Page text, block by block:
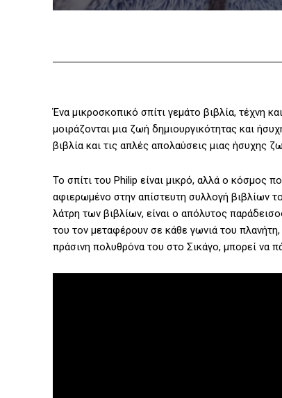
Ένα μικροσκοπικό σπίτι γεμάτο βιβλία, τέχνη
μοιράζονται μια ζωή δημιουργικότητας και
βιβλία και τις απλές απολαύσεις μιας ήσυχης
Το σπίτι του Philip είναι μικρό, αλλά ο κόσμος
αφιερωμένο στην απίστευτη συλλογή βιβλίων
λάτρη των βιβλίων, είναι ο απόλυτος
του τον μεταφέρουν σε κάθε γωνιά του
πράσινη πολυθρόνα του στο Σικάγο, μπορεί να